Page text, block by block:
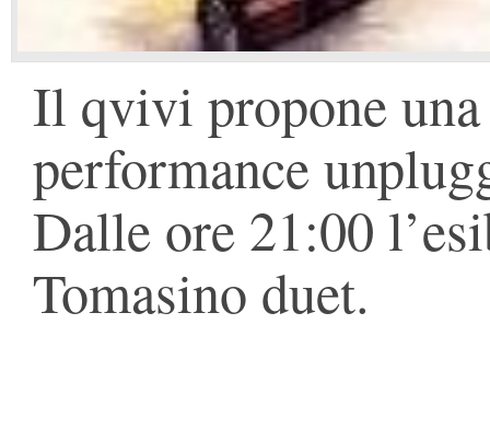
Il qvivi propone
performance
Dalle ore 21:00
Tomasino duet.